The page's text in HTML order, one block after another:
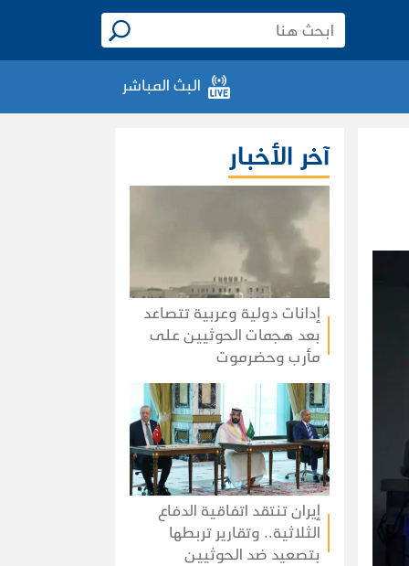
البث المباشر
آخر الأخبار
إدانات دولية وعربية تتصاعد
بعد هجمات الحوثيين على
مأرب وحضرموت
إيران تنتقد اتفاقية الدفاع
الثلاثية.. وتقارير تربطها
بتصعيد ضد الحوثيين